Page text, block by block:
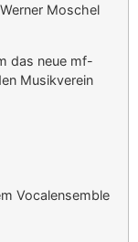
Moschel
das neue mf-
Musikverein
Vocalensemble